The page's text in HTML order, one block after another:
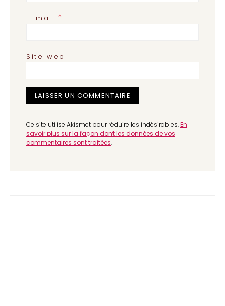
E-mail*
Site web
Ce site utilise Akismet pour réduire les indésirables.En
savoir plus sur la façon dont les données de vos
commentaires sont traitées.